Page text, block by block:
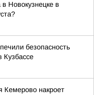
в Новокузнецке в
безопасность
Кемерово накроет